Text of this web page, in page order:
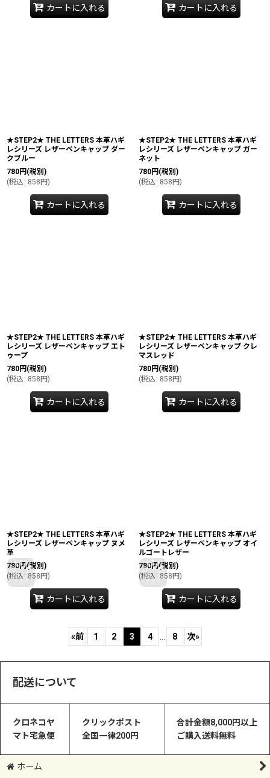
カートに入れる カートに入れる
★STEP2★ THE LETTERS 本革ハギ
レシリーズ レザーペンキャップ ダー
クブルー
780円 (税別)
(税込 : 858円)
カートに入れる
★STEP2★ THE LETTERS 本革ハギ
レシリーズ レザーペンキャップ ガー
ネット
780円 (税別)
(税込 : 858円)
カートに入れる
★STEP2★ THE LETTERS 本革ハギ
レシリーズ レザーペンキャップ エト
ゥープ
780円 (税別)
(税込 : 858円)
カートに入れる
★STEP2★ THE LETTERS 本革ハギ
レシリーズ レザーペンキャップ クレ
マスレッド
780円 (税別)
(税込 : 858円)
カートに入れる
★STEP2★ THE LETTERS 本革ハギ
レシリーズ レザーペンキャップ ヌメ
革
780円(税別)
(税込 : 858円)
カートに入れる
★STEP2★ THE LETTERS 本革ハギ
レシリーズ レザーペンキャップ オイ
ルゴートレザー
780円(税別)
(税込 : 858円)
カートに入れる
«前 1 2 3 4 8 次»
配送について
クロネコヤ
マト宅急便
クリックポスト
全国一律200円
合計金額8,000円以上
ご購入送料無料
ホーム